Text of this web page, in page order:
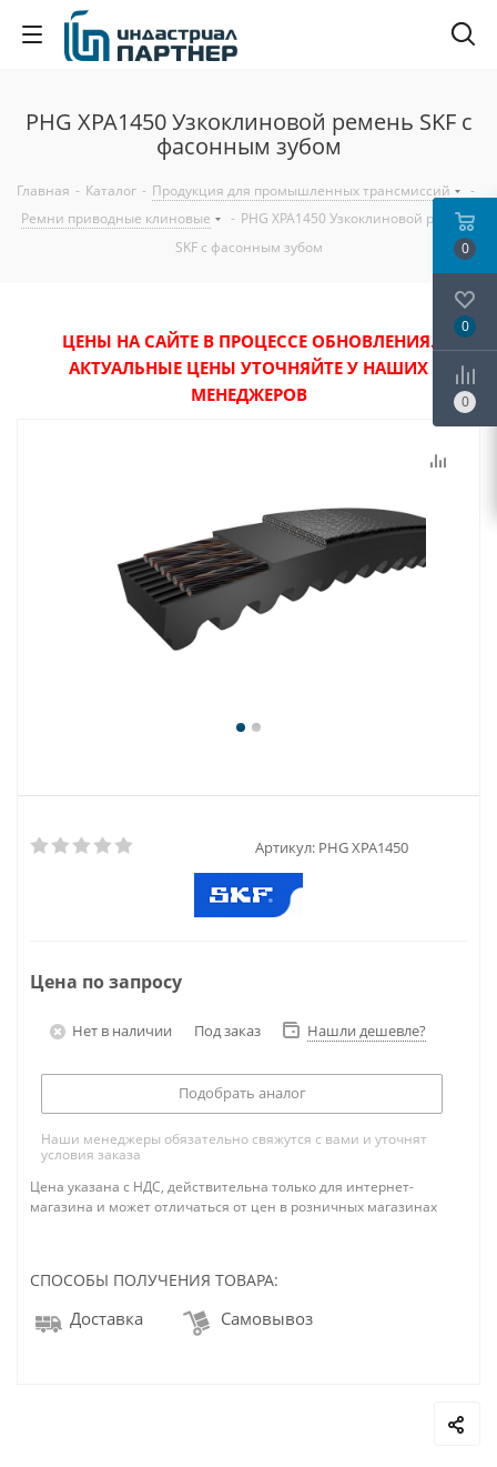
PHG XPA1450 Узкоклиновой ремень SKF с
фасонным зубом
Главная - Каталог - Продукция для промышленных трансмиссий
-
Ремни приводные клиновые
- PHG XPA1450 Узкоклиновой ремень
SKF с фасонным зубом
ЦЕНЫ НА САЙТЕ В ПРОЦЕССЕ ОБНОВЛЕНИЯ.
АКТУАЛЬНЫЕ ЦЕНЫ УТОЧНЯЙТЕ У НАШИХ
МЕНЕДЖЕРОВ
Артикул: PHG XPA1450
Цена по запросу
Нет в наличии Под заказ Нашли дешевле?
Подобрать аналог
Наши менеджеры обязательно свяжутся с вами и уточнят
условия заказа
Цена указана с НДС, действительна только для интернет-
магазина и может отличаться от цен в розничных магазинах
СПОСОБЫ ПОЛУЧЕНИЯ ТОВАРА:
Доставка Самовывоз
0
0
0